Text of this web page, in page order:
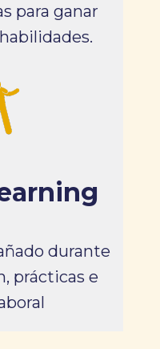
para ganar
durante
prácticas e